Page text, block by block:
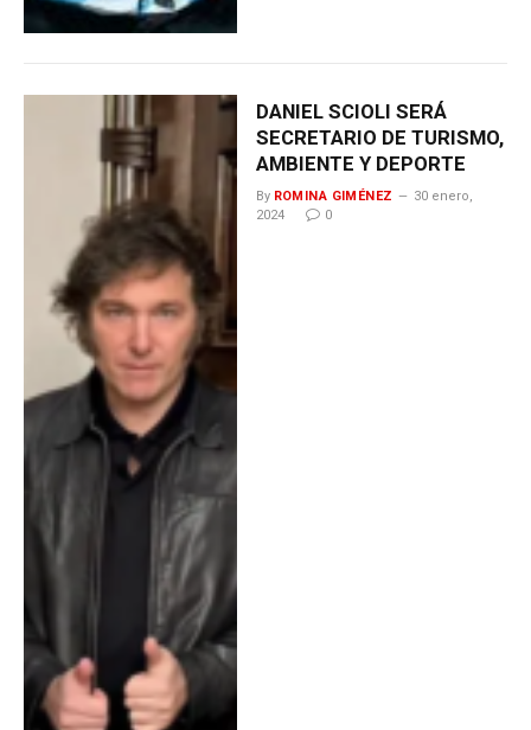
DANIEL SCIOLI SERÁ
SECRETARIO DE TURISMO,
AMBIENTE Y DEPORTE
By ROMINA GIMÉNEZ
30 enero,
2024
0